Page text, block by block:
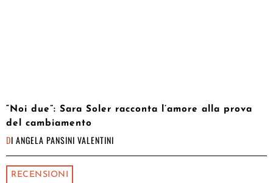
“Noi due”: Sara Soler racconta l’amore alla prova
del cambiamento
DI ANGELA PANSINI VALENTINI
RECENSIONI